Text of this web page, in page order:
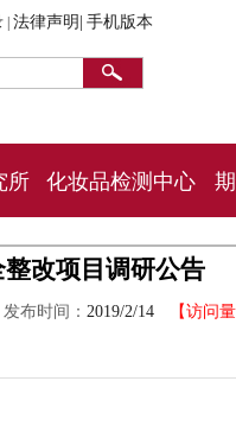
法律声明| 手机版本
所 化妆品检测中心
改项目调研公告
布时间：2019/2/14 【访问量